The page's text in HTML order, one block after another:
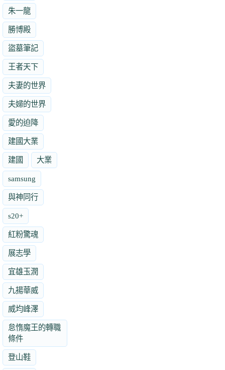
朱一龍
勝博殿
盜墓筆記
王者天下
夫妻的世界
夫婦的世界
愛的迫降
建國大業
建國 大業
samsung
與神同行
s20+
紅粉驚魂
展志學
宜雄玉潤
九揚華威
威均峰澤
怠惰魔王的轉職
條件
登山鞋